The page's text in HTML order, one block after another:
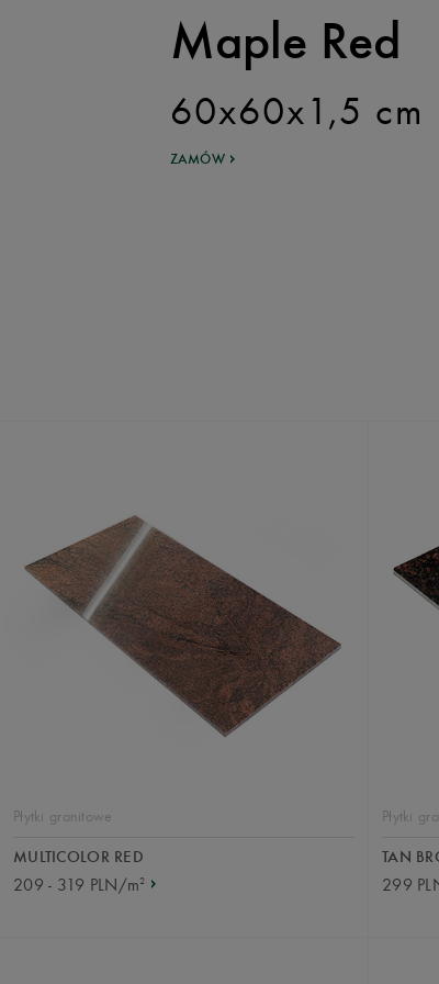
Maple Red
60x60x1,5 cm
ZAMÓW
Płytki granitowe
MULTICOLOR RED
209 - 319 PLN/m2
Płytki
TAN
299